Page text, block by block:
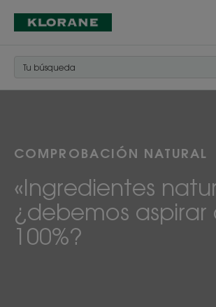
COMPROBACIÓN NATURAL
«Ingredientes
¿debemos aspirar
100%?